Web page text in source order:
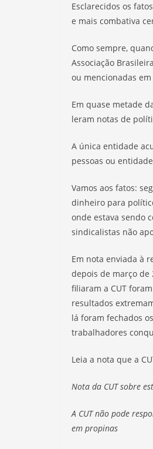
Esclarecidos os
e mais combativa
Como sempre,
Associação
ou mencionadas
Em quase metade
leram notas de
A única entidade
pessoas ou
Vamos aos fatos:
dinheiro para
onde estava sendo
sindicalistas não
Em nota enviada à
depois de março de
filiaram a CUT
resultados
lá foram fechados
trabalhadores
Leia a nota que a
Nota da CUT sobre
A CUT não pode
em propinas